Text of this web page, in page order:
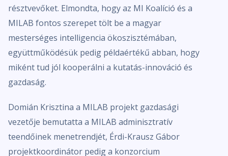
résztvevőket. Elmondta, hogy az MI Koalíció és a
MILAB fontos szerepet tölt be a magyar
mesterséges intelligencia ökoszisztémában,
együttműködésük pedig példaértékű abban, hogy
miként tud jól kooperálni a kutatás-innováció és
gazdaság.
Domián Krisztina a MILAB projekt gazdasági
vezetője bemutatta a MILAB adminisztratív
teendőinek menetrendjét, Érdi-Krausz Gábor
projektkoordinátor pedig a konzorcium